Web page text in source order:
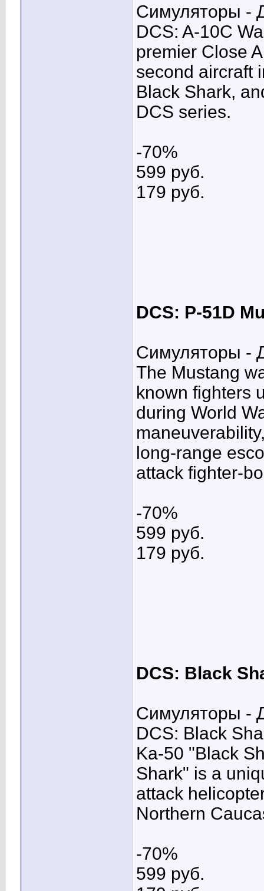
Симуляторы -
DCS: A-10C
premier Close
second aircraft
Black Shark,
DCS series.
-70%
599 pуб.
179 pуб.
DCS: P-51D
Симуляторы -
The Mustang
known fighters
during World
long-range
attack fighter-
-70%
599 pуб.
179 pуб.
DCS: Black
Симуляторы -
DCS: Black
Ka-50 "Black
Shark" is a
attack
Northern
-70%
599 pуб.